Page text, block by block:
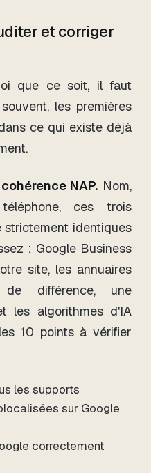
et corriger
que ce soit, il faut
les premières
ce qui existe déjà
NAP. Nom,
ces trois
strictement identiques
: Google Business
site, les annuaires
différence, une
les algorithmes d'IA
10 points à vérifier
les supports
sur Google
correctement